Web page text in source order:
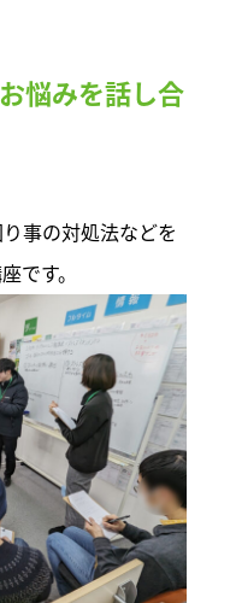
悩みを話し合
事の対処法などを
です。